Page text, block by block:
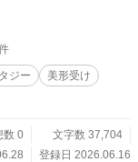
ジー
美形受け
数 0
文字数 37,704
登録日 2026.06.16